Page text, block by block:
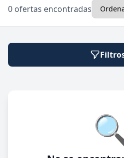
🔍
0 ofertas encontradas
Modalidad de trabajo